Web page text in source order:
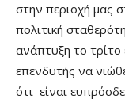
στην περιοχή μας
πολιτική
ανάπτυξη το τρίτο
επενδυτής να
ότι είναι